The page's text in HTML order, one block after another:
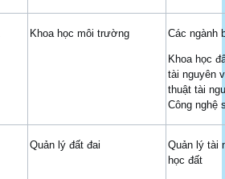
Khoa học môi trường Các ngành
Khoa học
tài nguyên
thuật tài
Công nghệ
Quản lý đất đai
Quản lý tài
học đất